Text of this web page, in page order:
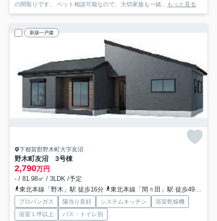
の間取りです。 ペット相談可能なので、大切家族も一緒... もっと見る
新築一戸建
下都賀郡野木町大字友沼
野木町友沼 3号棟
2,790万円
- / 81.98㎡ / 3LDK /予定
東北本線「野木」駅 徒歩16分
東北本線「間々田」駅 徒歩49分
プロパンガス 陽当り良好 システムキッチン
浴室乾燥機
浴室１坪以上
バス・トイレ別